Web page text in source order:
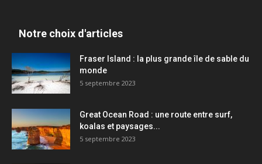
Notre choix d'articles
Fraser Island : la plus grande île de sable du
monde
5 septembre 2023
Great Ocean Road : une route entre surf,
koalas et paysages...
5 septembre 2023